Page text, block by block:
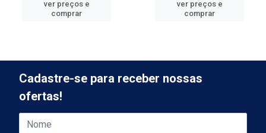
ver preços e
comprar
ver preços e
comprar
Cadastre-se para receber nossas
ofertas!